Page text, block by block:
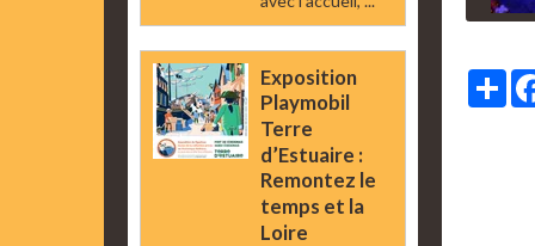
Exposition
Playmobil
Terre
d’Estuaire :
Remontez le
temps et la
Loire